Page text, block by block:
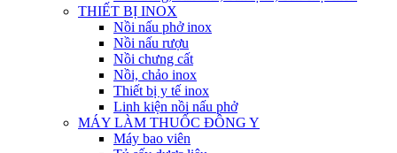
THIẾT BỊ INOX
Nồi nấu phở inox
Nồi nấu rượu
Nồi chưng cất
Nồi, chảo inox
Thiết bị y tế inox
Linh kiện nồi nấu phở
MÁY LÀM THUỐC ĐÔNG Y
Máy bao viên